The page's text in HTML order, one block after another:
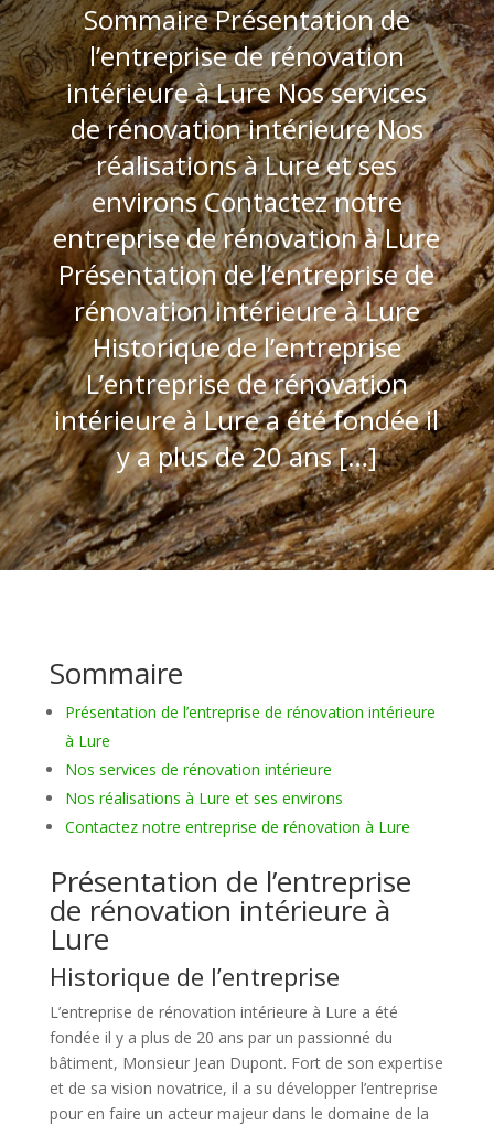
Sommaire Présentation de
l’entreprise de rénovation
intérieure à Lure Nos services
de rénovation intérieure Nos
réalisations à Lure et ses
environs Contactez notre
entreprise de rénovation à Lure
Présentation de l’entreprise de
rénovation intérieure à Lure
Historique de l’entreprise
L’entreprise de rénovation
intérieure à Lure a été fondée il
y a plus de 20 ans […]
Sommaire
Présentation de l’entreprise de rénovation intérieure
à Lure
Nos services de rénovation intérieure
Nos réalisations à Lure et ses environs
Contactez notre entreprise de rénovation à Lure
Présentation de l’entreprise
de rénovation intérieure à
Lure
Historique de l’entreprise
L’entreprise de rénovation intérieure à Lure a été
fondée il y a plus de 20 ans par un passionné du
bâtiment, Monsieur Jean Dupont. Fort de son expertise
et de sa vision novatrice, il a su développer l’entreprise
pour en faire un acteur majeur dans le domaine de la